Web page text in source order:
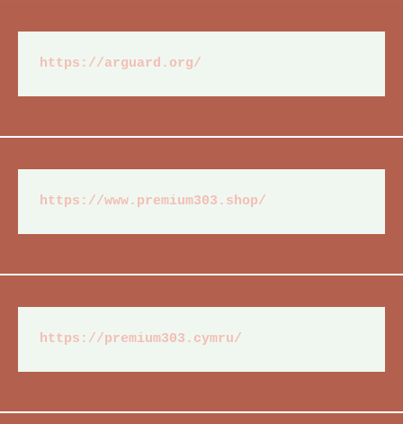
https://arguard.org/
https://www.premium303.shop/
https://premium303.cymru/